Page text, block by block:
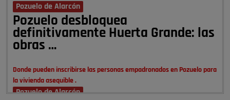
Pozuelo de Alarcón
Pozuelo desbloquea
definitivamente Huerta Grande: las
obras …
Donde pueden inscribirse las personas empadronados en Pozuelo para
la vivienda asequible .
Pozuelo de Alarcón